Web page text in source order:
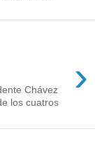
›
Chávez
los cuatros